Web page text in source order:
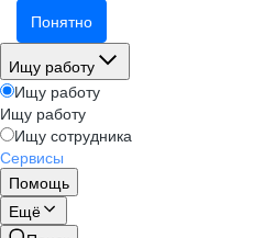
Понятно
Ищу работу
Ищу работу
Ищу работу
Ищу сотрудника
Сервисы
Помощь
Ещё